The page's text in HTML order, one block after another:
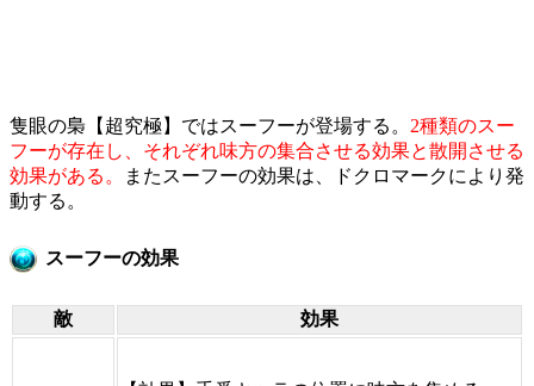
隻眼の梟【超究極】ではスーフーが登場する。 2種類のスー
フーが存在し、それぞれ味方の集合させる効果と散開させる
効果がある。
またスーフーの効果は、ドクロマークにより発
動する。
スーフーの効果
敵 効果